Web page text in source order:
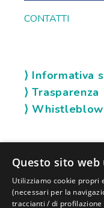
CONTATTI
⟩ Informativa
⟩ Trasparenza
⟩
SOCIAL KARIS
Questo sito
Utilizziamo cookie propri
(necessari per la
traccianti / di